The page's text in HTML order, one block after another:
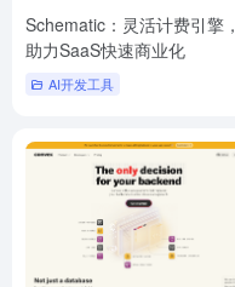
Schematic：灵活计费引擎，
助力SaaS快速商业化
AI开发工具